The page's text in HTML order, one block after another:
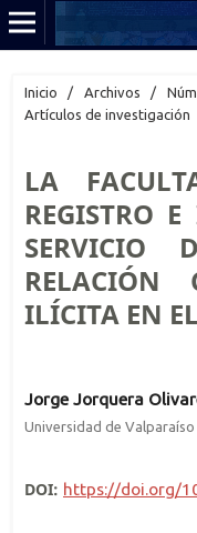
Inicio / Archivos /
Artículos de investigación
LA
REGISTRO
SERVICIO
RELACIÓN
ILÍCITA EN
Jorge Jorquera
Universidad de Valparaíso
DOI: https://doi.org/